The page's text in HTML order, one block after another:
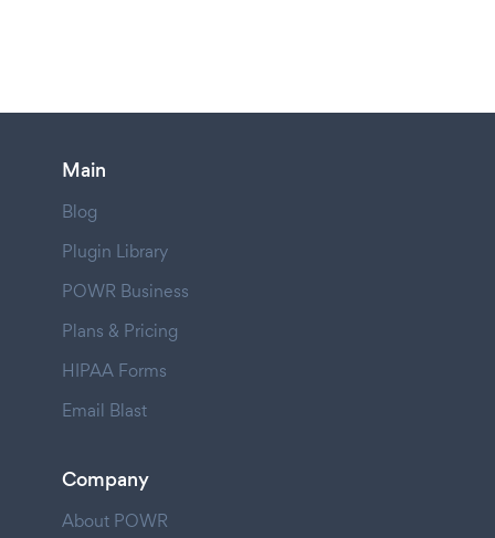
Main
Blog
Plugin Library
POWR Business
Plans & Pricing
HIPAA Forms
Email Blast
Company
About POWR